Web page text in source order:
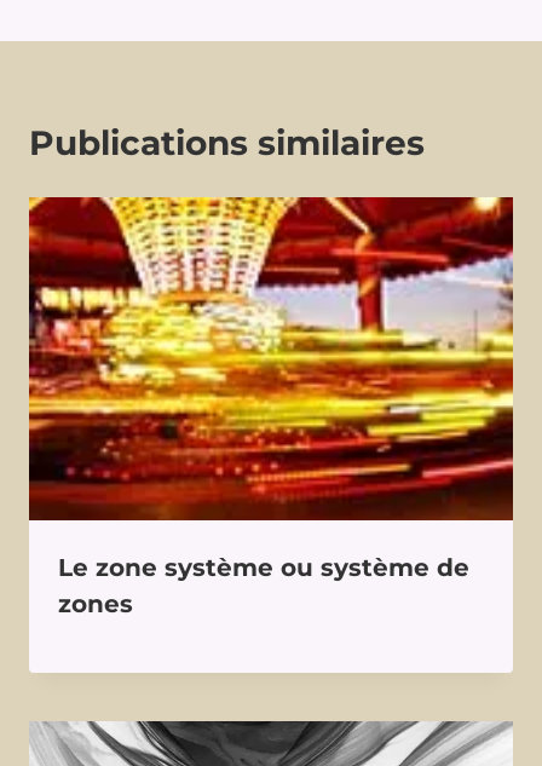
Publications similaires
Le zone système ou système de
zones